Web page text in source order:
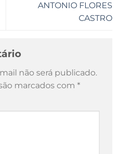
ANTONIO FLORES
CASTRO
não será publicado.
marcados com *